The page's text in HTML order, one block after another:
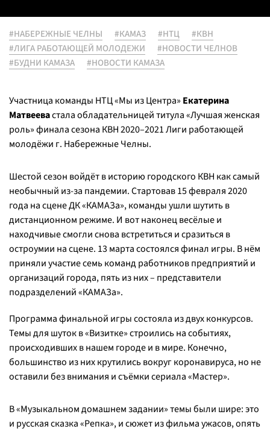
#НАБЕРЕЖНЫЕ ЧЕЛНЫ #КАМАЗ #НТЦ
#КВН
#ЛИГА РАБОТАЮЩЕЙ МОЛОДЕЖИ
#НОВОСТИ ЧЕЛНОВ
#БУДНИ КАМАЗА
#НОВОСТИ КАМАЗА
Участница команды НТЦ «Мы из Центра» Екатерина
Матвеевастала обладательницей титула «Лучшая женская
роль» финала сезона КВН 2020–2021 Лиги работающей
молодёжи г. Набережные Челны.
Шестой сезон войдёт в историю городского КВН как самый
необычный из-за пандемии. Стартовав 15 февраля 2020
года на сцене ДК «КАМАЗа», команды ушли шутить в
дистанционном режиме. И вот наконец весёлые и
находчивые смогли снова встретиться и сразиться в
остроумии на сцене. 13 марта состоялся финал игры. В нём
приняли участие семь команд работников предприятий и
организаций города, пять из них – представители
подразделений «КАМАЗа».
Программа финальной игры состояла из двух конкурсов.
Темы для шуток в «Визитке» строились на событиях,
происходивших в нашем городе и в мире. Конечно,
большинство из них крутились вокруг коронавируса, но не
оставили без внимания и съёмки сериала «Мастер».
В «Музыкальном домашнем задании» темы были шире: это
и русская сказка «Репка», и сюжет из фильма ужасов, опять